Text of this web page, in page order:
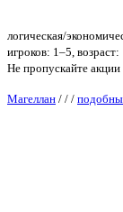
логическая/
игроков: 1–5,
Не пропускайте
Магеллан / / /